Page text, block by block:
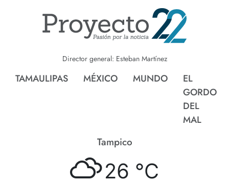
Director general: Esteban Martínez
TAMAULIPAS MÉXICO MUNDO
EL
GORDO
DEL
MAL
Tampico
26 °C